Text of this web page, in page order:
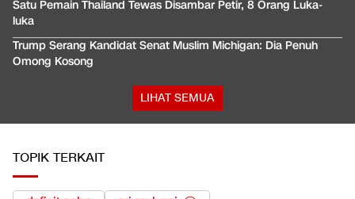
Satu Pemain Thailand Tewas Disambar Petir, 8 Orang Luka-
luka
Trump Serang Kandidat Senat Muslim Michigan: Dia Penuh
Omong Kosong
LIHAT SEMUA
TOPIK TERKAIT